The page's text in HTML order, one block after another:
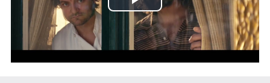
Play
Video